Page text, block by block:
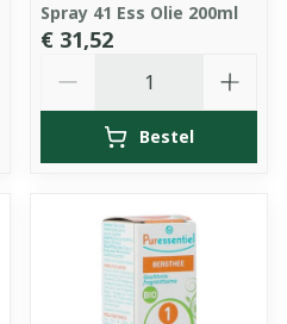
Spray 41 Ess Olie 200ml
€ 31,52
Bestel